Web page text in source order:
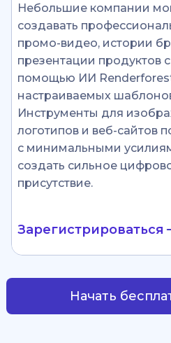
Небольшие компании
создавать
промо-видео, истории
презентации продуктов с
помощью ИИ
настраиваемых
Инструменты для
логотипов и веб-сайтов
с минимальными
создать сильное
присутствие.
Зарегистрироваться
Начать